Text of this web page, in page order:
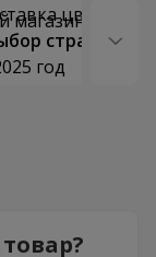
цветов
страны»
год